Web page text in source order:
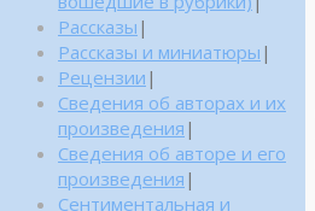
Рассказы |
Рассказы и миниатюры |
Рецензии |
Сведения об авторах и их
произведения |
Сведения об авторе и его
произведения |
Сентиментальная и